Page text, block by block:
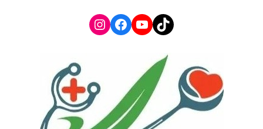
Instagram
Facebook
YouTube
TikTok